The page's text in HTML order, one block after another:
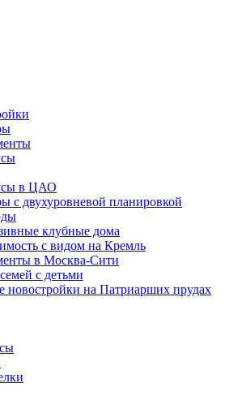
в ЦАО
с двухуровневой планировкой
клубные дома
с видом на Кремль
в Москва-Сити
с детьми
новостройки на Патриарших прудах